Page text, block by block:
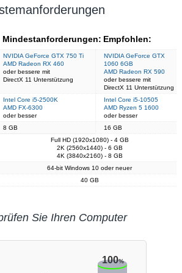
Mindestanforderungen: Empfohlen:
NVIDIA GeForce GTX 750 Ti
AMD Radeon RX 460
oder bessere mit
DirectX 11 Unterstützung
NVIDIA GeForce GTX
1060 6GB
AMD Radeon RX 590
oder bessere mit
DirectX 11 Unterstützung
Intel Core i5-2500K
AMD FX-6300
oder besser
Intel Core i5-10505
AMD Ryzen 5 1600
oder besser
8 GB
16 GB
Full HD (1920x1080) - 4 GB
2K (2560x1440) - 6 GB
4K (3840x2160) - 8 GB
64-bit Windows 10 oder neuer
40 GB
Sie Ihren Computer
100%